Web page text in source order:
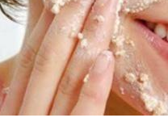
условиях